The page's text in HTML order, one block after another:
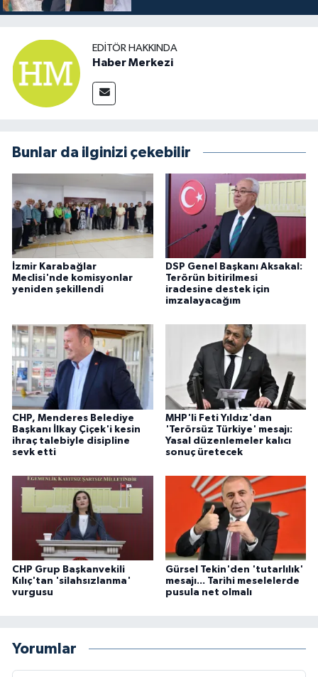
EDITÖR HAKKINDA
Haber Merkezi
Bunlar da ilginizi çekebilir
İzmir Karabağlar
Meclisi'nde komisyonlar
yeniden şekillendi
DSP Genel Başkanı Aksakal:
Terörün bitirilmesi
iradesine destek için
imzalayacağım
CHP, Menderes Belediye
Başkanı İlkay Çiçek'i kesin
ihraç talebiyle disipline
sevk etti
MHP'li Feti Yıldız'dan
'Terörsüz Türkiye' mesajı:
Yasal düzenlemeler kalıcı
sonuç üretecek
CHP Grup Başkanvekili
Kılıç'tan 'silahsızlanma'
vurgusu
Gürsel Tekin'den 'tutarlılık'
mesajı... Tarihi meselelerde
pusula net olmalı
Yorumlar